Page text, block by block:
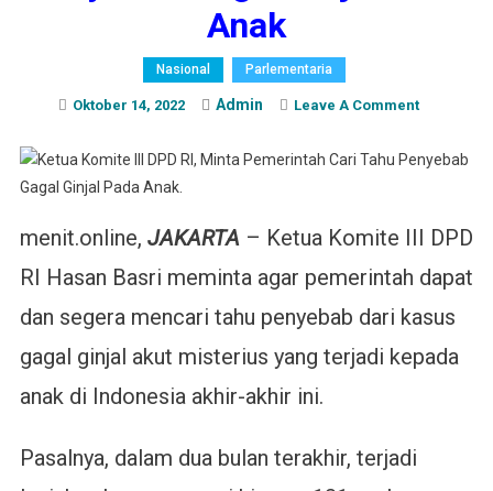
Anak
Nasional Parlementaria
Oktober 14, 2022 Admin Leave A CommentOn
Komite
RI,
Penyebab
menit.online, JAKARTA– Ketua Komite III DPD
RI Hasan Basri meminta agar pemerintah dapat
dan segera mencari tahu penyebab dari kasus
gagal ginjal akut misterius yang terjadi kepada
anak di Indonesia akhir-akhir ini.
Pasalnya, dalam dua bulan terakhir, terjadi